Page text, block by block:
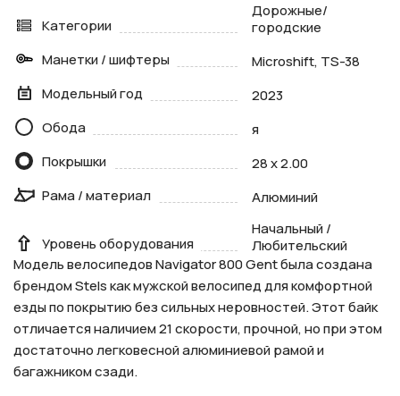
Категории
Дорожные/
городские
Манетки / шифтеры
Microshift, TS-38
Модельный год
2023
Обода
я
Покрышки
28 х 2.00
Рама / материал
Алюминий
Уровень оборудования
Начальный /
Любительский
Модель велосипедов Navigator 800 Gent была создана
брендом Stels как мужской велосипед для комфортной
езды по покрытию без сильных неровностей. Этот байк
отличается наличием 21 скорости, прочной, но при этом
достаточно легковесной алюминиевой рамой и
багажником сзади.